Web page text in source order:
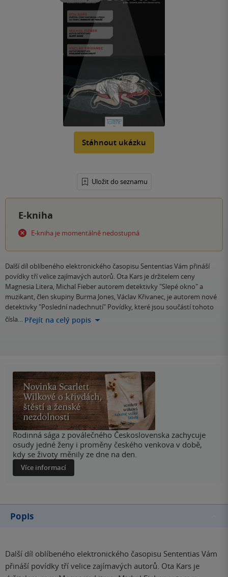
Stáhnout ukázku
Uložit do seznamu
E-kniha
E-kniha je momentálně nedostupná
Další díl oblíbeného elektronického časopisu Sententias Vám přináší
povídky tří velice zajímavých autorů. Ota Kars je držitelem ceny
Magnesia Litera, Michal Fieber autorem detektivky "Slepé okno" a
muzikant, člen skupiny Burma Jones, Václav Křivanec, je autorem nové
detektivky "Poslední nadechnutí" Povídky, které jsou součástí tohoto
čísla… Přejít na celý popis
Rodinná sága z poválečného Československa zachycuje
osudy jedné ženy i proměny českého venkova v době,
kdy se životy měnily ze dne na den.
Více informací
Popis
Další díl oblíbeného elektronického časopisu Sententias Vám
přináší povídky tří velice zajímavých autorů. Ota Kars je